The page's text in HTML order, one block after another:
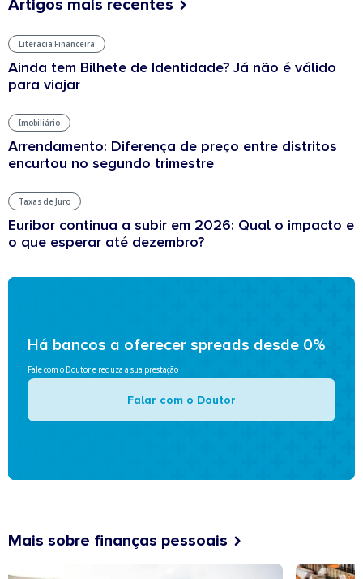
Artigos mais recentes
Literacia Financeira
Ainda tem Bilhete de Identidade? Já não é válido
para viajar
Imobiliário
Arrendamento: Diferença de preço entre distritos
encurtou no segundo trimestre
Taxas de Juro
Euribor continua a subir em 2026: Qual o impacto e
o que esperar até dezembro?
Há bancos a oferecer spreads desde 0%
Fale com o Doutor e reduza a sua prestação
Falar com o Doutor
Mais sobre finanças pessoais